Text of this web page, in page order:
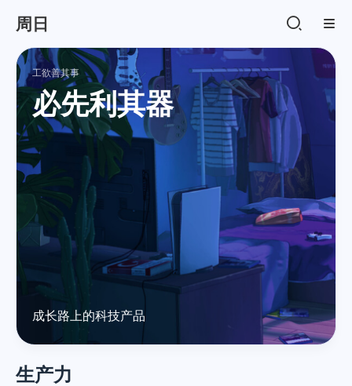
周日
工欲善其事
必先利其器
成长路上的科技产品
生产力